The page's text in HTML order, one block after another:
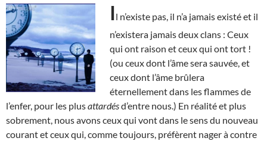
Il n’existe pas, il n’a jamais existé et il
n’existera jamais deux clans : Ceux
qui ont raison et ceux qui ont tort !
(ou ceux dont l’âme sera sauvée, et
ceux dont l’âme brûlera
éternellement dans les flammes de
l’enfer, pour les plusattardésd’entre nous.) En réalité et plus
sobrement, nous avons ceux qui vont dans le sens du nouveau
courant et ceux qui, comme toujours, préfèrent nager à contre